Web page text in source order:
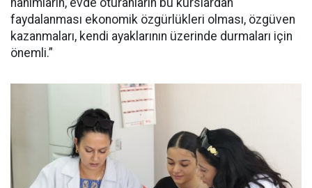
hanımların, evde oturanların bu kurslardan
faydalanması ekonomik özgürlükleri olması, özgüven
kazanmaları, kendi ayaklarının üzerinde durmaları için
önemli.”